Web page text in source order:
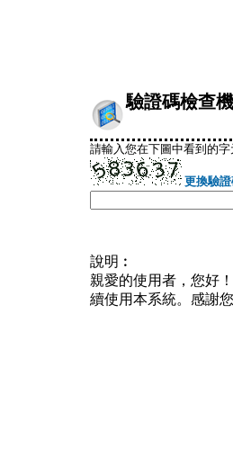
驗證碼檢查
請輸入您在下圖中看到的
更換驗
說明︰
親愛的使用者，您好
續使用本系統。感謝您